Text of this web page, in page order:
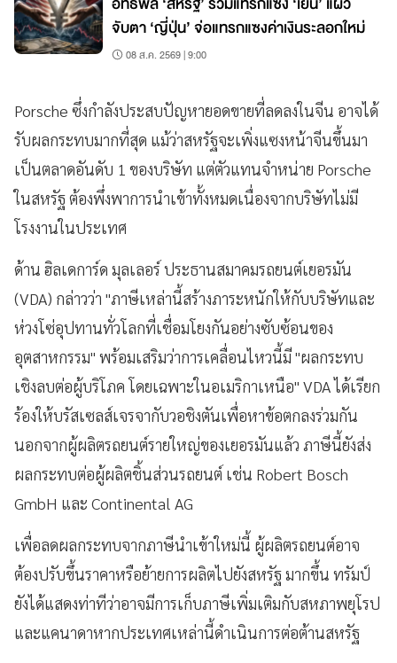
จับตา ‘ญี่ปุ่น’ จ่อแทรกแซงค่าเงินระลอกใหม่
08 ส.ค. 2569 | 9:00
Porsche ซึ่งกำลังประสบปัญหายอดขายที่ลดลงในจีน อาจได้
รับผลกระทบมากที่สุด แม้ว่าสหรัฐจะเพิ่งแซงหน้าจีนขึ้นมา
เป็นตลาดอันดับ 1 ของบริษัท แต่ตัวแทนจำหน่าย Porsche
ในสหรัฐ ต้องพึ่งพาการนำเข้าทั้งหมดเนื่องจากบริษัทไม่มี
โรงงานในประเทศ
ด้าน ฮิลเดการ์ด มุลเลอร์ ประธานสมาคมรถยนต์เยอรมัน
(VDA) กล่าวว่า "ภาษีเหล่านี้สร้างภาระหนักให้กับบริษัทและ
ห่วงโซ่อุปทานทั่วโลกที่เชื่อมโยงกันอย่างซับซ้อนของ
อุตสาหกรรม" พร้อมเสริมว่าการเคลื่อนไหวนี้มี "ผลกระทบ
เชิงลบต่อผู้บริโภค โดยเฉพาะในอเมริกาเหนือ" VDA ได้เรียก
ร้องให้บรัสเซลส์เจรจากับวอชิงตันเพื่อหาข้อตกลงร่วมกัน
นอกจากผู้ผลิตรถยนต์รายใหญ่ของเยอรมันแล้ว ภาษีนี้ยังส่ง
ผลกระทบต่อผู้ผลิตชิ้นส่วนรถยนต์ เช่น Robert Bosch
GmbH และ Continental AG
เพื่อลดผลกระทบจากภาษีนำเข้าใหม่นี้ ผู้ผลิตรถยนต์อาจ
ต้องปรับขึ้นราคาหรือย้ายการผลิตไปยังสหรัฐ มากขึ้น ทรัมป์
ยังได้แสดงท่าทีว่าอาจมีการเก็บภาษีเพิ่มเติมกับสหภาพยุโรป
และแคนาดาหากประเทศเหล่านี้ดำเนินการต่อต้านสหรัฐ